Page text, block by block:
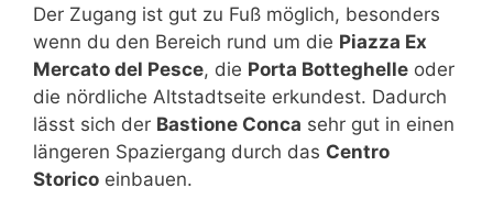
Der Zugang ist gut zu Fuß möglich, besonders
wenn du den Bereich rund um die Piazza Ex
Mercato del Pesce, die Porta Botteghelle oder
die nördliche Altstadtseite erkundest. Dadurch
lässt sich der Bastione Conca sehr gut in einen
längeren Spaziergang durch das Centro
Storico einbauen.